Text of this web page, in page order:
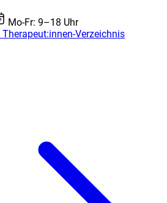
Mo-Fr: 9–18 Uhr
Therapeut:innen-Verzeichnis